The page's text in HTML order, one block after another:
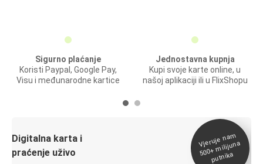
Sigurno plaćanje
Koristi Paypal, Google Pay,
Visu i međunarodne kartice
Jednostavna kupnja
Kupi svoje karte online, u
našoj aplikaciji ili u FlixShopu
Digitalna karta i
praćenje uživo
Vjeruje na
m
500+
milijuna
putnika